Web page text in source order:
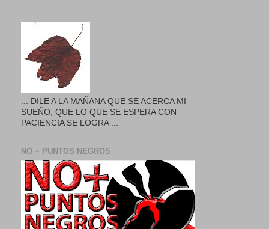
... DILE A LA MAÑANA QUE SE ACERCA MI
SUEÑO, QUE LO QUE SE ESPERA CON
PACIENCIA SE LOGRA ...
NO + PUNTOS NEGROS